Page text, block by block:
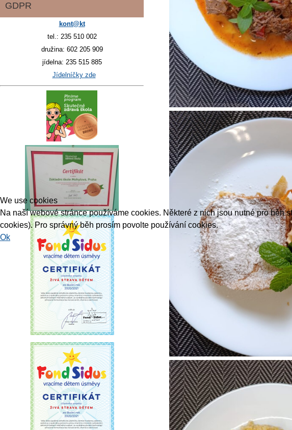
GDPR
kont@kt
tel.: 235 510 002
družina: 602 205 909
jídelna: 235 515 885
Jídelníčky zde
We use cookies
Na naší webové stránce používáme cookies. Některé z nich jsou nutné pro
cookies). Pro správný běh prosím povolte používání cookies.
Ok